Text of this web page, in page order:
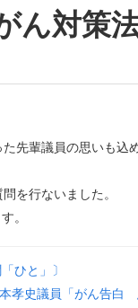
ん対策
先輩議員の思いも
を行ないました。
。
ひと」〕
孝史議員「がん告白